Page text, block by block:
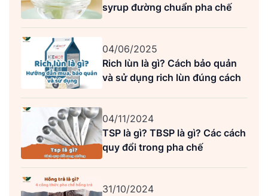
syrup đường chuẩn pha chế
04/06/2025
Rich lùn là gì? Cách bảo quản
và sử dụng rich lùn đúng cách
04/11/2024
TSP là gì? TBSP là gì? Các cách
quy đổi trong pha chế
31/10/2024